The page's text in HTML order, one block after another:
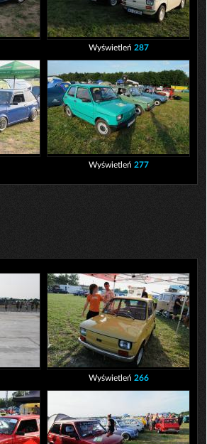
Wyświetleń 287
Wyświetleń 277
Wyświetleń 266